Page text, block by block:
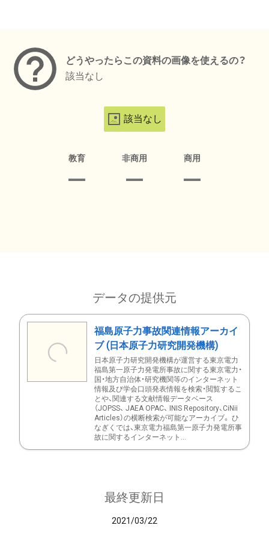
どうやったらこの資料の画像を使えるの？
該当なし
該当なし
教育 非商用 商用
データの提供元
福島原子力事故関連情報アーカイ
ブ (日本原子力研究開発機構)
日本原子力研究開発機構が運営する東京電力
福島第一原子力発電所事故に関する東京電力・
国・地方自治体・研究機関等のインターネット
情報及び学会口頭発表情報を検索・閲覧するこ
とや、関連する文献情報データベース
（JOPSS、 JAEA OPAC、 INIS Repository、CiNii
Articles）の横断検索が可能なアーカイブ。 ひ
なぎくでは、東京電力福島第一原子力発電所事
故に関するインターネット...
最終更新日
2021/03/22